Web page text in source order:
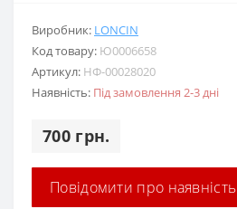
Виробник: LONCIN
Код товару: Ю0006658
Артикул: НФ-00028020
Наявність: Під замовлення 2-3 дні
700 грн.
Повідомити про наявність